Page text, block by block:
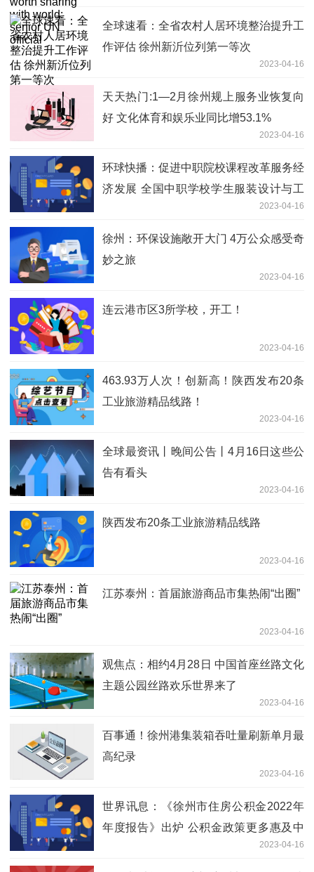
全球速看：全省农村人居环境整治提升工
作评估 徐州新沂位列第一等次
2023-04-16
天天热门:1—2月徐州规上服务业恢复向
好 文化体育和娱乐业同比增53.1%
2023-04-16
环球快播：​促进中职院校课程改革服务经
济发展 全国中职学校学生服装设计与工
2023-04-16
徐州：环保设施敞开大门 4万公众感受奇
妙之旅
2023-04-16
连云港市区3所学校，开工！
2023-04-16
463.93万人次！创新高！陕西发布20条
工业旅游精品线路！
2023-04-16
全球最资讯丨晚间公告丨4月16日这些公
告有看头
2023-04-16
陕西发布20条工业旅游精品线路
2023-04-16
江苏泰州：首届旅游商品市集热闹“出圈”
2023-04-16
观焦点：相约4月28日 中国首座丝路文化
主题公园丝路欢乐世界来了
2023-04-16
百事通！徐州港集装箱吞吐量刷新单月最
高纪录
2023-04-16
世界讯息：《徐州市住房公积金2022年
年度报告》出炉 公积金政策更多惠及中
2023-04-16